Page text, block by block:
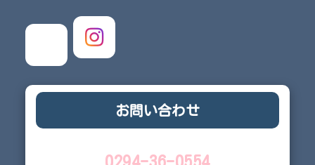
お問い合わせ